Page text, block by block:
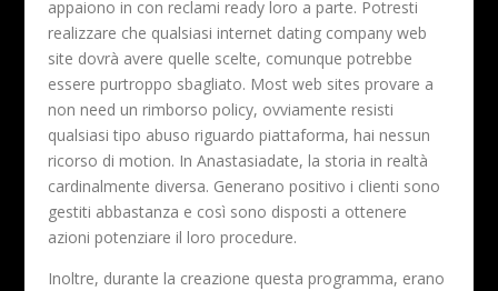
appaiono in con reclami ready loro a parte. Potresti
realizzare che qualsiasi internet dating company web
site dovrà avere quelle scelte, comunque potrebbe
essere purtroppo sbagliato. Most web sites provare a
non need un rimborso policy, ovviamente resisti
qualsiasi tipo abuso riguardo piattaforma, hai nessun
ricorso di motion. In Anastasiadate, la storia in realtà
cardinalmente diversa. Generano positivo i clienti sono
gestiti abbastanza e così sono disposti a ottenere
azioni potenziare il loro procedure.
Inoltre, durante la creazione questa programma, erano